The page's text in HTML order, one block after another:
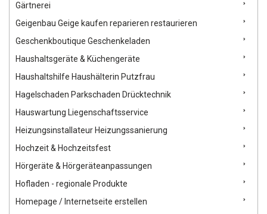
Gärtnerei
Geigenbau Geige kaufen reparieren restaurieren
Geschenkboutique Geschenkeladen
Haushaltsgeräte & Küchengeräte
Haushaltshilfe Haushälterin Putzfrau
Hagelschaden Parkschaden Drücktechnik
Hauswartung Liegenschaftsservice
Heizungsinstallateur Heizungssanierung
Hochzeit & Hochzeitsfest
Hörgeräte & Hörgeräteanpassungen
Hofladen - regionale Produkte
Homepage / Internetseite erstellen